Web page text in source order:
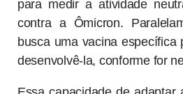
variantes que possam
Johnson informou que
para medir a atividade
contra a Ômicron.
busca uma vacina específica